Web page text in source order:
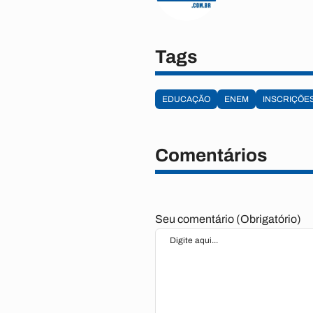
Tags
EDUCAÇÃO ENEM
Comentários
Seu comentário (Obrigatório)